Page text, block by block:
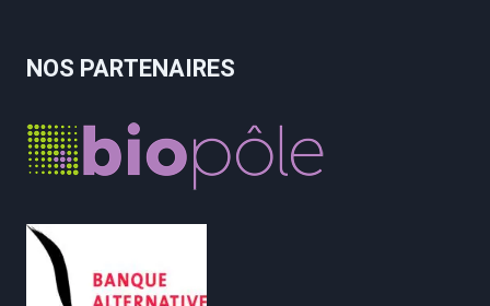
NOS PARTENAIRES